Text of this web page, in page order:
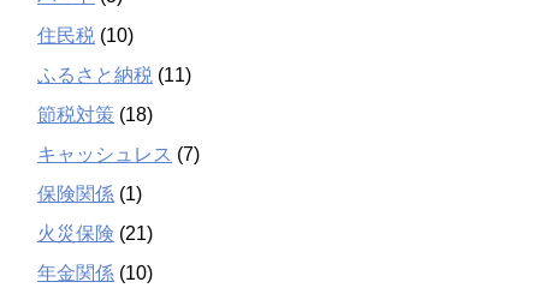
住民税 (10)
ふるさと納税 (11)
節税対策 (18)
キャッシュレス (7)
保険関係 (1)
火災保険 (21)
年金関係 (10)